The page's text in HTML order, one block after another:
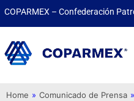
COPARMEX – Confederación
Home » Comunicado de Prensa »